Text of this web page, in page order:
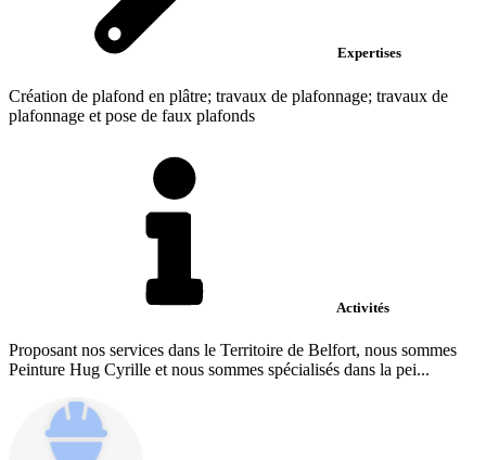
Expertises
Création de plafond en plâtre; travaux de plafonnage; travaux de
plafonnage et pose de faux plafonds
Activités
Proposant nos services dans le Territoire de Belfort, nous sommes
Peinture Hug Cyrille et nous sommes spécialisés dans la pei...